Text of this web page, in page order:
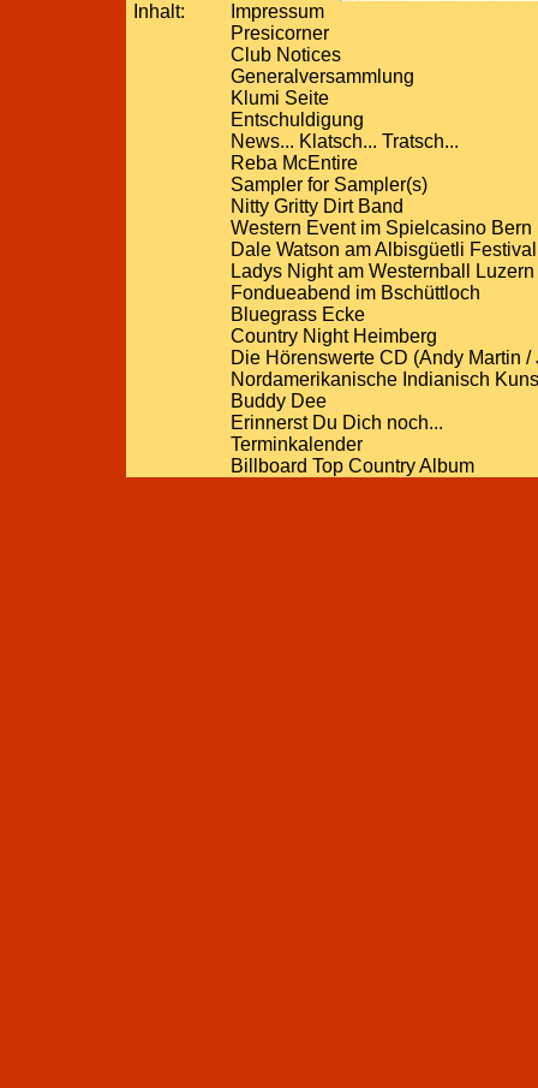
Inhalt:
Impressum
Presicorner
Club Notices
Generalversammlung
Klumi Seite
Entschuldigung
News... Klatsch... Tratsch...
Reba McEntire
Sampler for Sampler(s)
Nitty Gritty Dirt Band
Western Event im Spielcasino Bern
Dale Watson am Albisgüetli Festival
Ladys Night am Westernball Luzern
Fondueabend im Bschüttloch
Bluegrass Ecke
Country Night Heimberg
Die Hörenswerte CD (Andy Martin /
Nordamerikanische Indianisch
Buddy Dee
Erinnerst Du Dich noch...
Terminkalender
Billboard Top Country Album